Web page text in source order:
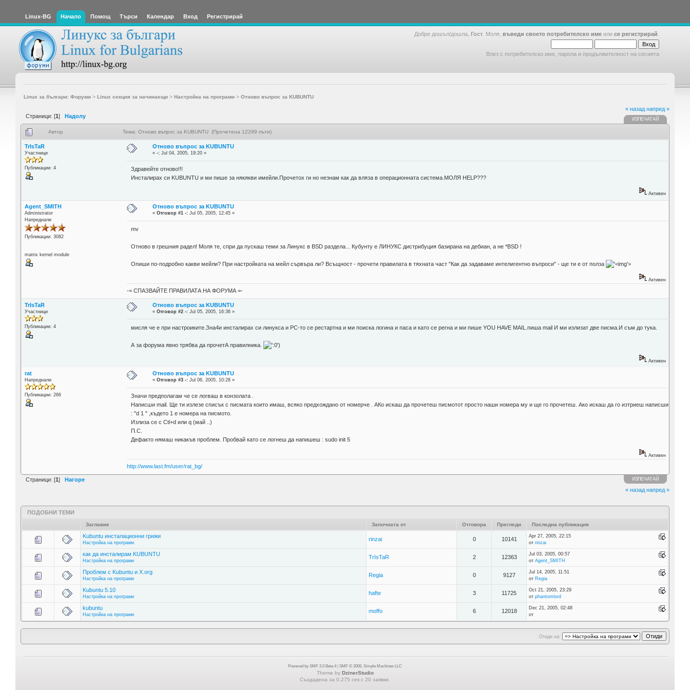
Linux-BG Начало Помощ Търси Календар Вход Регистрирай
Добре дошъл/дошла, Гост . Моля, въведи своето потребителско име или се регистрирай
Влез с потребителско име, парола и продължителност на сесията
Linux за българи: Форуми> Linux секция за начинаещи> Настройка на програми> Отново въпрос за KUBUNTU
Страници: [1] Надолу
« назад напред »
ИЗПЕЧАТАЙ
Автор Тема: Отново въпрос за KUBUNTU (Прочетена 12299 пъти)
TrIsTaR
Участници
Публикации: 4
Отново въпрос за KUBUNTU
«-: Jul 04, 2005, 19:20 »
Здравейте отново!!!
Инсталирах си KUBUNTU и ми пише за някякви имейли.Прочетох ги но незнам как да вляза в операционната система.МОЛЯ HELP???
Активен
Agent_SMITH
Administrator
Напреднали
Публикации: 3082
matrix kernel module
Отново въпрос за KUBUNTU
«Отговор #1 -: Jul 05, 2005, 12:45 »
mv
Отново в грешния радел! Моля те, спри да пускаш теми за Линукс в BSD раздела... Кубунту е ЛИНУКС дистрибуция базирана на дебиан, а не *BSD !
Опиши по-подробно какви мейли? При настройката на мейл сървъра ли? Всъщност - прочети правилата в тяхната част "Как да задаваме интелигентно въпроси" - ще ти е от полза '>
Активен
-= СПАЗВАЙТЕ ПРАВИЛАТА НА ФОРУМА =-
TrIsTaR
Участници
Публикации: 4
Отново въпрос за KUBUNTU
«Отговор #2 -: Jul 05, 2005, 16:36 »
мисля че е при настроиките.Зна4и инсталирах си линукса и PC-то се рестартна и ми поиска логина и паса и като се регна и ми пише YOU HAVE MAIL.пиша mail И ми излизат две писма.И съм до тука.
А за форума явно трябва да прочетА правилника. )
Активен
rat
Напреднали
Публикации: 266
Отново въпрос за KUBUNTU
«Отговор #3 -: Jul 06, 2005, 10:28 »
Значи предполагам че се логваш в конзолата .
Написши mail. Ще ти излезе списък с писмата които имаш, всяко предхождано от номерче . АКо искаш да прочетеш писмотот просто наши номера му и ще го прочетеш. Ако искаш да го изтриеш написши
: "d 1 " ,където 1 е номера на писмото.
Излиза се с Ctl+d или q (май ..)
П.С.
Дефакто нямаш никакъв проблем. Пробвай като се логнеш да напишеш : sudo init 5
Активен
http://www.last.fm/user/rat_bg/
Страници: [1] Нагоре ИЗПЕЧАТАЙ
« назад напред »
ПОДОБНИ ТЕМИ
Заглавие Започната от Отговора Прегледи Последна публикация
Kubuntu инсталационни грижи
Настройка на програми
rinzai 0 10141
Apr 27, 2005, 22:15
от rinzai
как да инсталирам KUBUNTU
Настройка на програми
TrIsTaR 2 12363
Jul 03, 2005, 00:57
от Agent_SMITH
Проблем с Kubuntu и X.org
Настройка на програми
Regia 0 9127
Jul 14, 2005, 11:51
от Regia
Kubuntu 5.10
Настройка на програми
hafte 3 11725
Oct 21, 2005, 23:29
от phantomlord
kubuntu
Настройка на програми
moffo 6 12018
Dec 21, 2005, 02:48
от
Отиди на:
Powered by SMF 2.0 Beta 4 | SMF © 2006, Simple Machines LLC
Theme by DzinerStudio
Създадена за 0.275 сек с 20 заявки.